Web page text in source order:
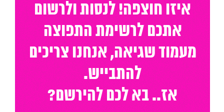
המגזין
יצירת קשר
English
איזו חוצפה! לנסות ולרשום
אתכם לרשימת התפוצה
מעמוד שגיאה, אנחנו צריכים
להתבייש.
אז.. בא לכם להירשם?